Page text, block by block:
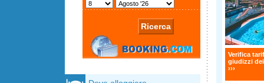
Verifica
giudizzi
›››